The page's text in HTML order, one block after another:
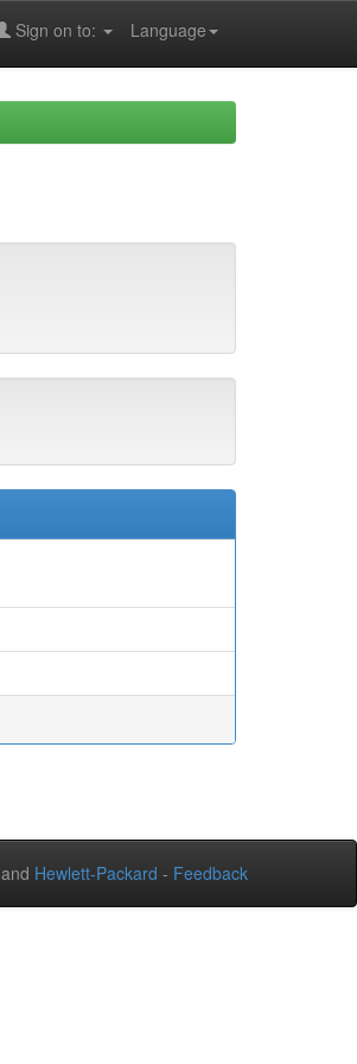
Language
Sign on to:
and Hewlett-Packard - Feedback